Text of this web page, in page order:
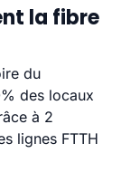
la fibre
du
des locaux
à 2
lignes FTTH